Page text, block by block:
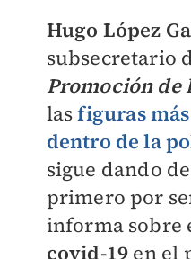
Hugo López
subsecretario
Promoción de
lasfiguras
dentro de la
sigue dando
primero por
informa sobre
covid-19 en el